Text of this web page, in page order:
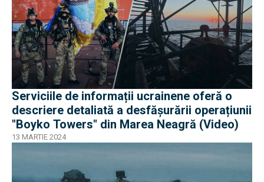
Serviciile de informații ucrainene oferă o
descriere detaliată a desfășurării operațiunii
"Boyko Towers" din Marea Neagră (Video)
13 MARTIE 2024